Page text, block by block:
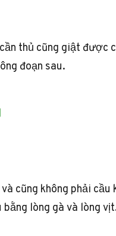
thủ cũng giật được
đoạn sau.
cũng không phải cầu
lòng gà và lòng